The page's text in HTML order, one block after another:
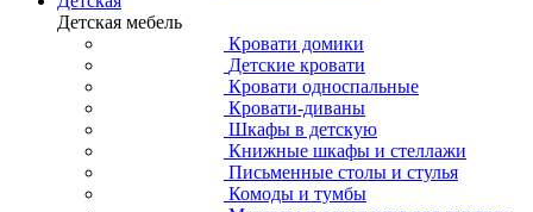
Детская мебель
Кровати домики
Детские кровати
Кровати односпальные
Кровати-диваны
Шкафы в детскую
Книжные шкафы и стеллажи
Письменные столы и стулья
Комоды и тумбы